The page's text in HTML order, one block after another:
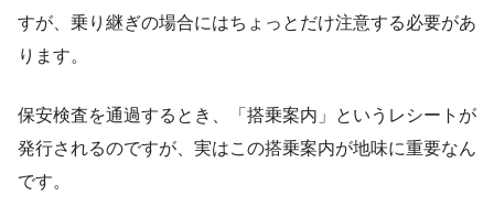
すが、乗り継ぎの場合にはちょっとだけ注意する必要があ
ります。
保安検査を通過するとき、「搭乗案内」というレシートが
発行されるのですが、実はこの搭乗案内が地味に重要なん
です。